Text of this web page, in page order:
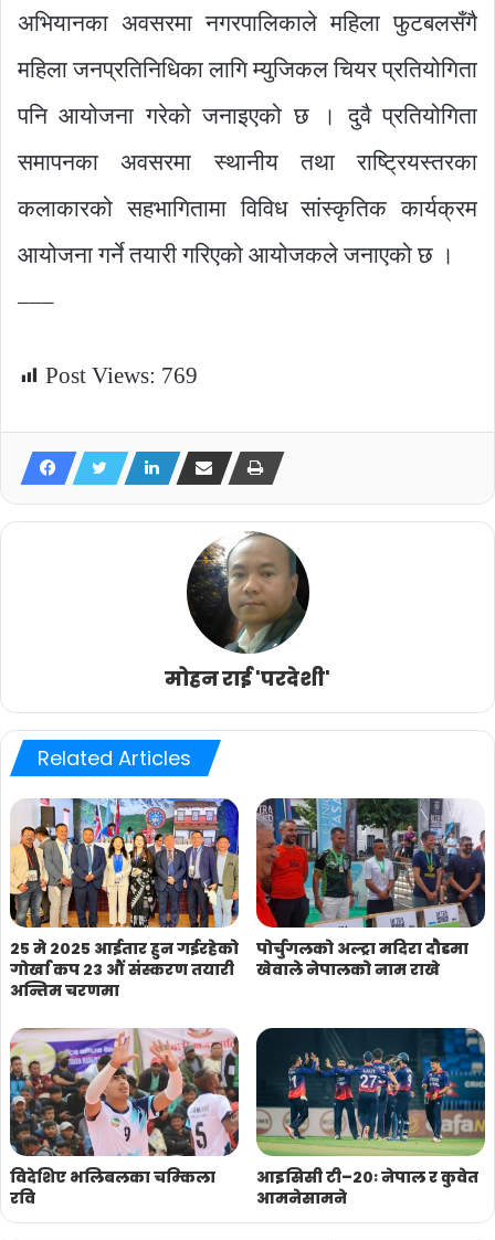
अभियानका अवसरमा नगरपालिकाले महिला फुटबलसँगै
महिला जनप्रतिनिधिका लागि म्युजिकल चियर प्रतियोगिता
पनि आयोजना गरेको जनाइएको छ । दुवै प्रतियोगिता
समापनका अवसरमा स्थानीय तथा राष्ट्रियस्तरका
कलाकारको सहभागितामा विविध सांस्कृतिक कार्यक्रम
आयोजना गर्ने तयारी गरिएको आयोजकले जनाएको छ ।
–––
Post Views: 769
मोहन राई 'परदेशी'
Related Articles
२५ मे २०२५ आईतार हुन गईरहेको
गोर्खा कप २३ औं संस्करण तयारी
अन्तिम चरणमा
पोर्चुगलको अल्ट्रा मदिरा दौडमा
खेवाले नेपालको नाम राखे
विदेशिए भलिबलका चम्किला
रवि
आइसिसी टी–२०ः नेपाल र कुवेत
आमनेसामने